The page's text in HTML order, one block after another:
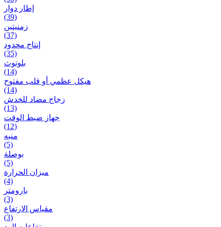
إطار دوار
(39)
زمنیتین
(37)
إنتاج محدود
(35)
بلوتوث
(14)
هيكل عظمي أو قلب مفتوح
(14)
زجاج مضاد للخدش
(13)
جهاز ضبط الوقت
(12)
منبه
(5)
بوصلة
(5)
ميزان الحرارة
(4)
بارومتر
(3)
مقياس الارتفاع
(3)